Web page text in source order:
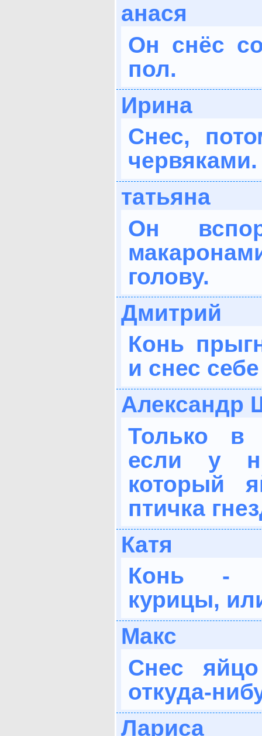
анася
Он снёс
пол.
Ирина
Снес,
червяками.
татьяна
Он
голову.
Дмитрий
Конь
и снес
Александр
Только в
если у
который
птичка
Катя
Конь -
курицы,
Макс
Снес
откуда-
Лариса